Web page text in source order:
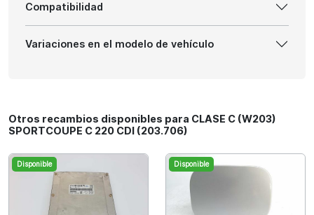
Compatibilidad
Variaciones en el modelo de vehículo
Otros recambios disponibles para CLASE C (W203)
SPORTCOUPE C 220 CDI (203.706)
Disponible Disponible